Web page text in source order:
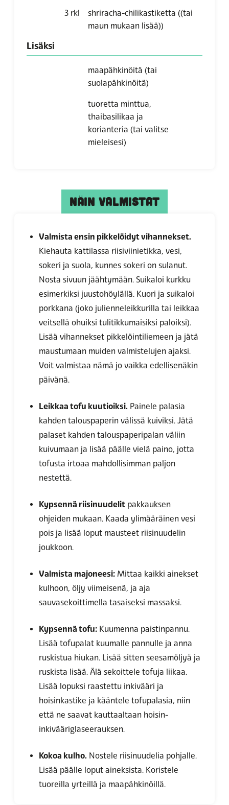
3 rkl shriracha-chilikastiketta ((tai
maun mukaan lisää))
Lisäksi
maapähkinöitä (tai
suolapähkinöitä)
tuoretta minttua,
thaibasilikaa ja
korianteria (tai valitse
mieleisesi)
NÄIN VALMISTAT
Valmista ensin pikkelöidyt vihannekset.
Kiehauta kattilassa riisiviinietikka, vesi,
sokeri ja suola, kunnes sokeri on sulanut.
Nosta sivuun jäähtymään. Suikaloi kurkku
esimerkiksi juustohöylällä. Kuori ja suikaloi
porkkana (joko julienneleikkurilla tai leikkaa
veitsellä ohuiksi tulitikkumaisiksi paloiksi).
Lisää vihannekset pikkelöintiliemeen ja jätä
maustumaan muiden valmistelujen ajaksi.
Voit valmistaa nämä jo vaikka edellisenäkin
päivänä.
Leikkaa tofu kuutioiksi. Painele palasia
kahden talouspaperin välissä kuiviksi. Jätä
palaset kahden talouspaperipalan väliin
kuivumaan ja lisää päälle vielä paino, jotta
tofusta irtoaa mahdollisimman paljon
nestettä.
Kypsennä riisinuudelit pakkauksen
ohjeiden mukaan. Kaada ylimääräinen vesi
pois ja lisää loput mausteet riisinuudelin
joukkoon.
Valmista majoneesi: Mittaa kaikki ainekset
kulhoon, öljy viimeisenä, ja aja
sauvasekoittimella tasaiseksi massaksi.
Kypsennä tofu: Kuumenna paistinpannu.
Lisää tofupalat kuumalle pannulle ja anna
ruskistua hiukan. Lisää sitten seesamöljyä ja
ruskista lisää. Älä sekoittele tofuja liikaa.
Lisää lopuksi raastettu inkivääri ja
hoisinkastike ja kääntele tofupalasia, niin
että ne saavat kauttaaltaan hoisin-
inkivääriglaseerauksen.
Kokoa kulho. Nostele riisinuudelia pohjalle.
Lisää päälle loput aineksista. Koristele
tuoreilla yrteillä ja maapähkinöillä.